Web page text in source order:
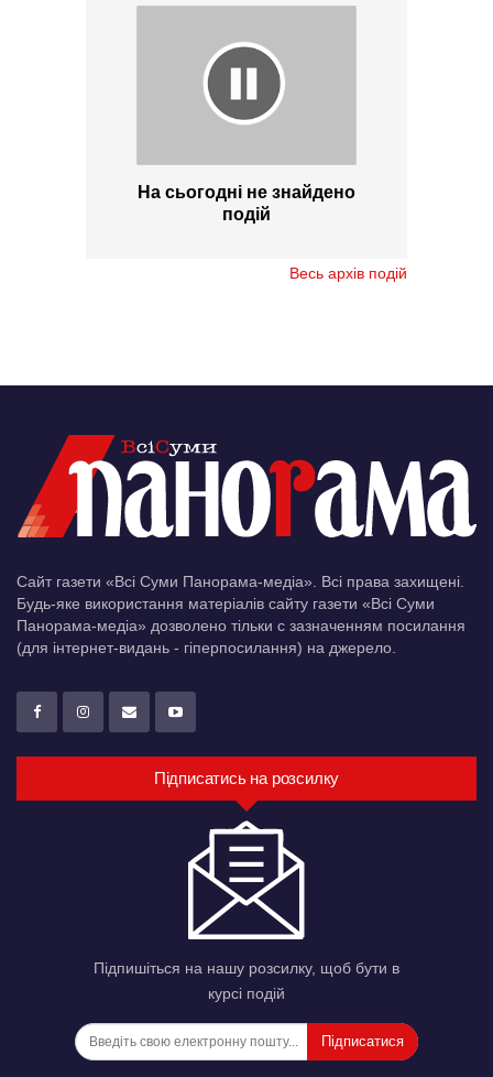
На сьогодні не знайдено
подій
Весь архів подій
Сайт газети «Всі Суми Панорама-медіа». Всі права захищені.
Будь-яке використання матеріалів сайту газети «Всі Суми
Панорама-медіа» дозволено тільки c зазначенням посилання
(для інтернет-видань - гіперпосилання) на джерело.
Підписатись на розсилку
Підпишіться на нашу розсилку, щоб бути в
курсі подій
Підписатися